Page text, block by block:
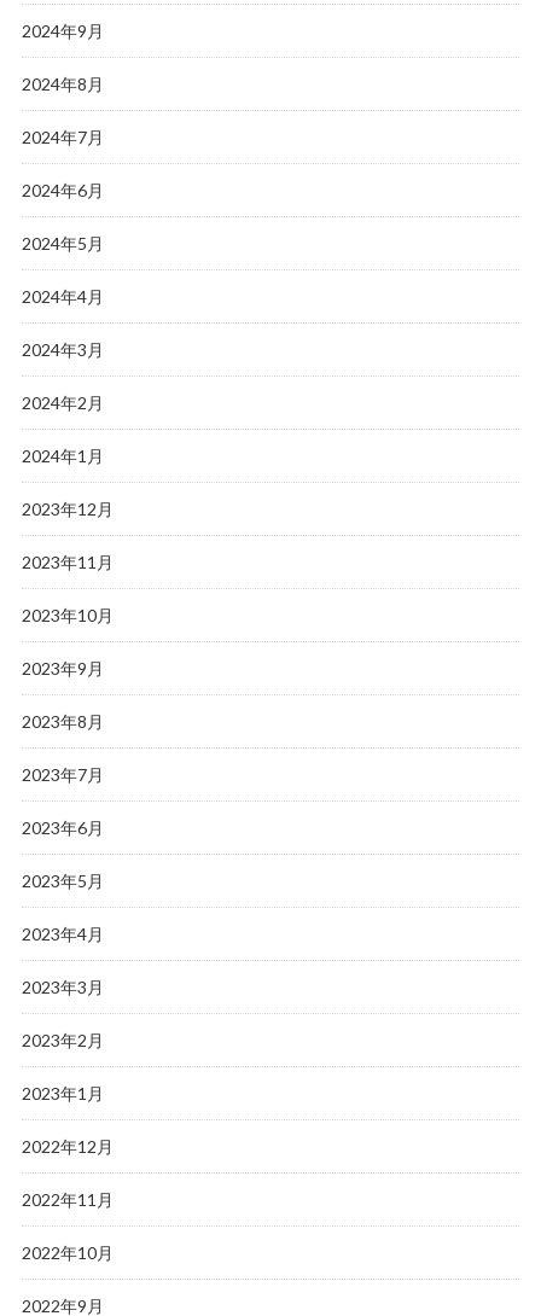
2024年9月
2024年8月
2024年7月
2024年6月
2024年5月
2024年4月
2024年3月
2024年2月
2024年1月
2023年12月
2023年11月
2023年10月
2023年9月
2023年8月
2023年7月
2023年6月
2023年5月
2023年4月
2023年3月
2023年2月
2023年1月
2022年12月
2022年11月
2022年10月
2022年9月